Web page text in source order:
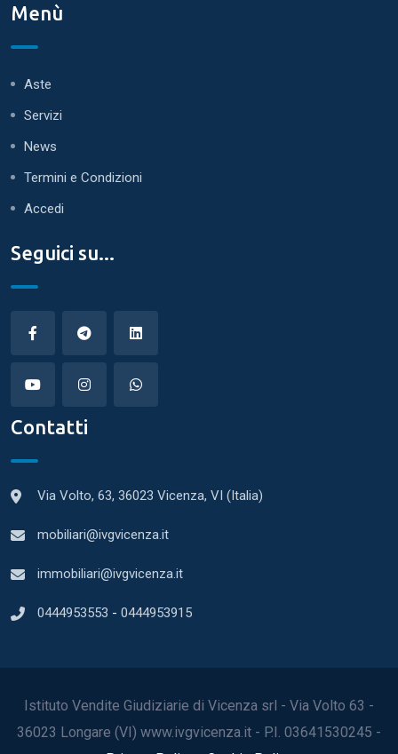
Menù
Aste
Servizi
News
Termini e Condizioni
Accedi
Seguici su...
Contatti
Via Volto, 63, 36023 Vicenza, VI (Italia)
mobiliari@ivgvicenza.it
immobiliari@ivgvicenza.it
0444953553 - 0444953915
Istituto Vendite Giudiziarie di Vicenza srl - Via Volto 63 -
36023 Longare (VI) www.ivgvicenza.it - P.I. 03641530245 -